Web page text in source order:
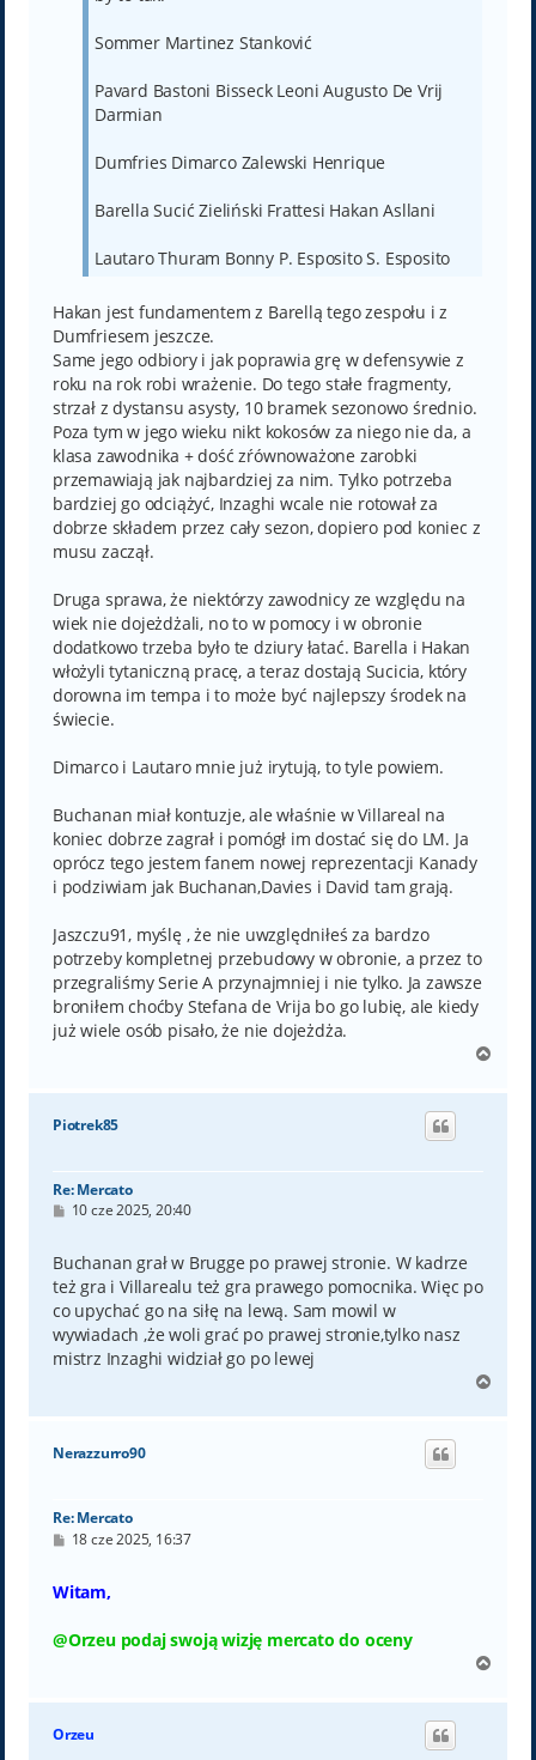
Sommer Martinez Stanković
Pavard Bastoni Bisseck Leoni Augusto De Vrij
Darmian
Dumfries Dimarco Zalewski Henrique
Barella Sucić Zieliński Frattesi Hakan Asllani
Lautaro Thuram Bonny P. Esposito S. Esposito
Hakan jest fundamentem z Barellą tego zespołu i z
Dumfriesem jeszcze.
Same jego odbiory i jak poprawia grę w defensywie z
roku na rok robi wrażenie. Do tego stałe fragmenty,
strzał z dystansu asysty, 10 bramek sezonowo średnio.
Poza tym w jego wieku nikt kokosów za niego nie da, a
klasa zawodnika + dość zŕównoważone zarobki
przemawiają jak najbardziej za nim. Tylko potrzeba
bardziej go odciążyć, Inzaghi wcale nie rotował za
dobrze składem przez cały sezon, dopiero pod koniec z
musu zaczął.
Druga sprawa, że niektórzy zawodnicy ze względu na
wiek nie dojeżdżali, no to w pomocy i w obronie
dodatkowo trzeba było te dziury łatać. Barella i Hakan
włożyli tytaniczną pracę, a teraz dostają Sucicia, który
dorowna im tempa i to może być najlepszy środek na
świecie.
Dimarco i Lautaro mnie już irytują, to tyle powiem.
Buchanan miał kontuzje, ale właśnie w Villareal na
koniec dobrze zagrał i pomógł im dostać się do LM. Ja
oprócz tego jestem fanem nowej reprezentacji Kanady
i podziwiam jak Buchanan,Davies i David tam grają.
Jaszczu91, myślę , że nie uwzględniłeś za bardzo
potrzeby kompletnej przebudowy w obronie, a przez to
przegraliśmy Serie A przynajmniej i nie tylko. Ja zawsze
broniłem choćby Stefana de Vrija bo go lubię, ale kiedy
już wiele osób pisało, że nie dojeżdża.
g
Piotrek85
Re: Mercato
P
t
10 cze 2025, 20:40
Buchanan grał w Brugge po prawej stronie. W kadrze
też gra i Villarealu też gra prawego pomocnika. Więc po
co upychać go na siłę na lewą. Sam mowil w
wywiadach ,że woli grać po prawej stronie,tylko nasz
mistrz Inzaghi widział go po lewej
g
Nerazzurro90
Re: Mercato
P
t
18 cze 2025, 16:37
Witam,
@Orzeu podaj swoją wizję mercato do oceny
g
Orzeu